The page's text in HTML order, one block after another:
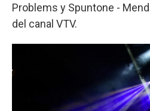
Problems y Spuntone -
del canal VTV.